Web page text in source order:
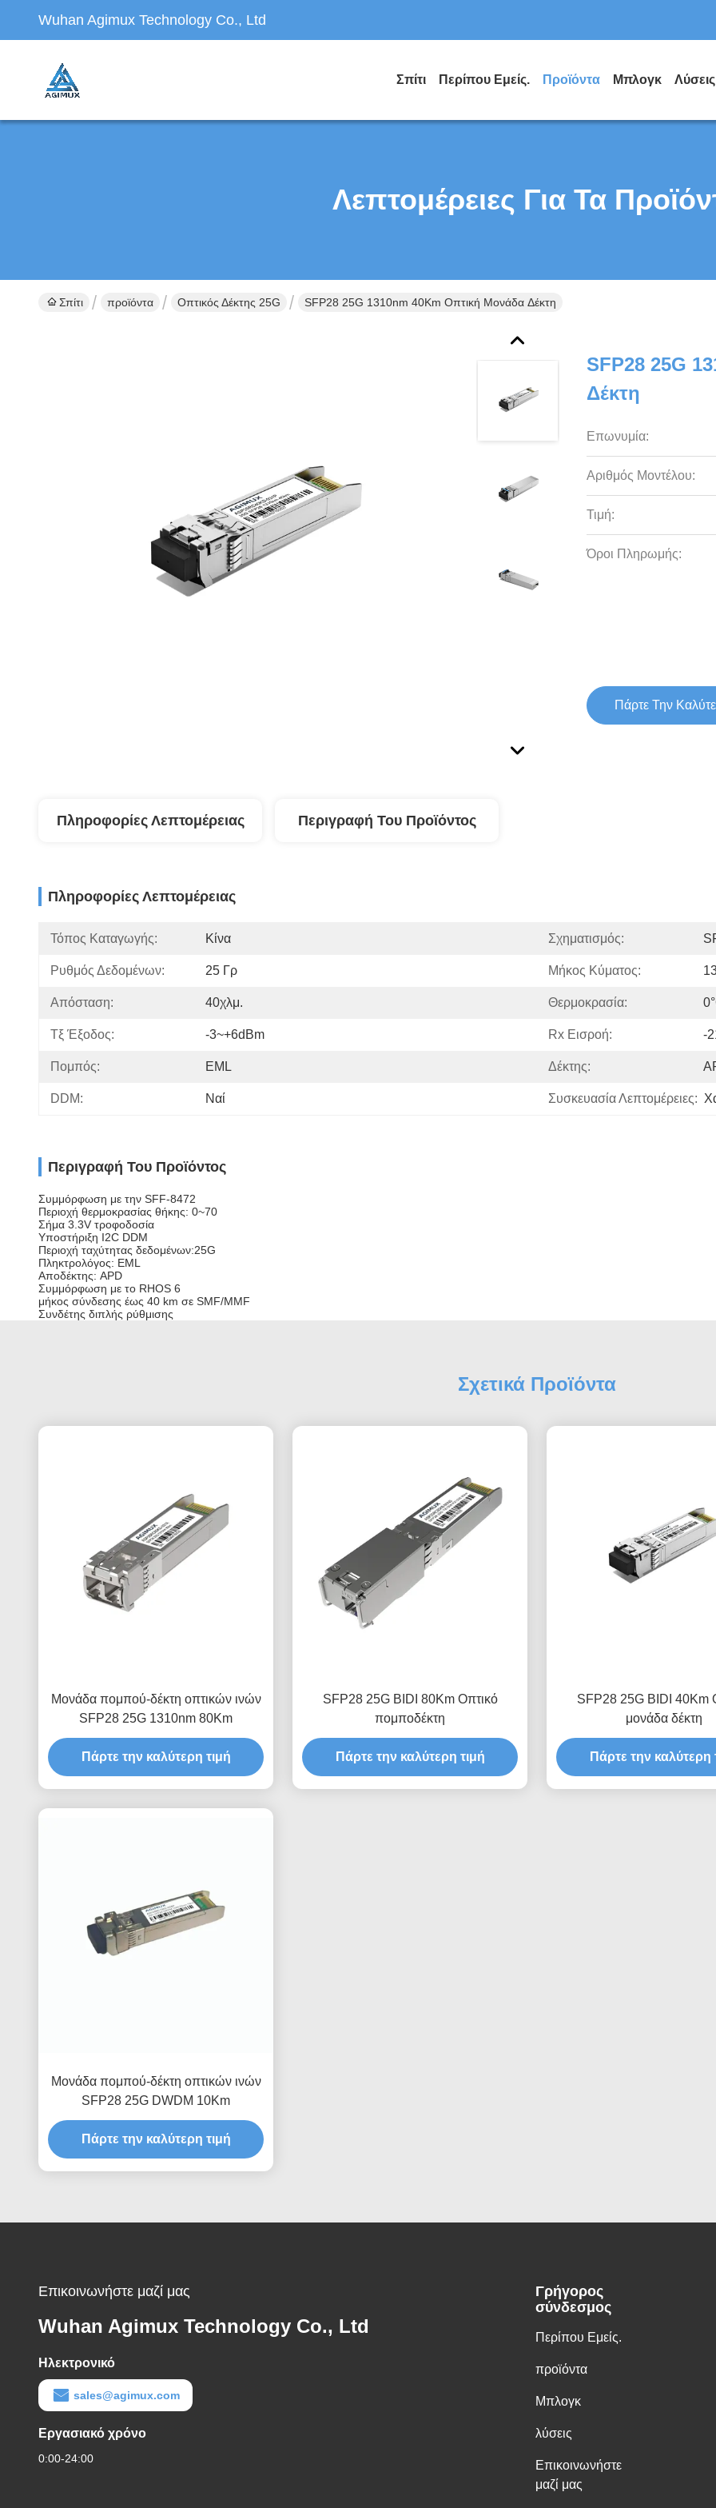
Wuhan Agimux Technology Co., Ltd
Σπίτι Περίπου Εμείς. Προϊόντα Μπλογκ Λύσεις
Λεπτομέρειες Για Τα
Σπίτι προϊόντα Οπτικός Δέκτης 25G SFP28 25G 1310nm 40Km Οπτική Μονάδα Δέκτη
SFP28 25G
Δέκτη
Επωνυμία:
Αριθμός Μοντέλου:
Τιμή:
Όροι Πληρωμής:
Πάρτε Την
Πληροφορίες Λεπτομέρειας Περιγραφή Του Προϊόντος
Πληροφορίες Λεπτομέρειας
Τόπος Καταγωγής: Κίνα Σχηματισμός:
Ρυθμός Δεδομένων: 25 Γρ Μήκος Κύματος:
Απόσταση: 40χλμ. Θερμοκρασία:
Τξ Έξοδος: -3~+6dBm Rx Εισροή: -
Πομπός: EML Δέκτης:
DDM: Ναί Συσκευασία Λεπτομέρειες:
Περιγραφή Του Προϊόντος
Συμμόρφωση με την SFF-8472
Περιοχή θερμοκρασίας θήκης: 0~70
Σήμα 3.3V τροφοδοσία
Υποστήριξη I2C DDM
Περιοχή ταχύτητας δεδομένων:25G
Πληκτρολόγος: EML
Αποδέκτης: APD
Συμμόρφωση με το RHOS 6
μήκος σύνδεσης έως 40 km σε SMF/MMF
Συνδέτης διπλής ρύθμισης
Σχετικά Προϊόντα
Μονάδα πομπού-δέκτη οπτικών ινών
SFP28 25G 1310nm 80Km
Πάρτε την καλύτερη τιμή
SFP28 25G BIDI 80Km Οπτικό
πομποδέκτη
Πάρτε την καλύτερη τιμή
SFP28 25G BIDI 40Km
μονάδα δέκτη
Πάρτε την καλύτερη
Μονάδα πομπού-δέκτη οπτικών ινών
SFP28 25G DWDM 10Km
Πάρτε την καλύτερη τιμή
Επικοινωνήστε μαζί μας
Wuhan Agimux Technology Co., Ltd
Ηλεκτρονικό
sales@agimux.com
Εργασιακό χρόνο
0:00-24:00
Γρήγορος
σύνδεσμος
Περίπου Εμείς.
προϊόντα
Μπλογκ
λύσεις
Επικοινωνήστε
μαζί μας